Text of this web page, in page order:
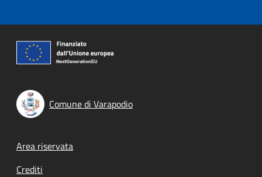
Comune di Varapodio
Footer menu
Area riservata
Crediti